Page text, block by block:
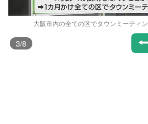
大阪市内の全ての区でタウンミーティ
3/8